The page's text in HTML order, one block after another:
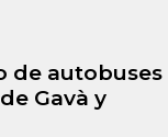
de autobuses
Gavà y